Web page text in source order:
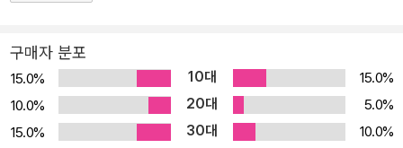
구매자 분포
15.0% 10대
15.0%
10.0%
20대
5.0%
15.0%
30대
10.0%